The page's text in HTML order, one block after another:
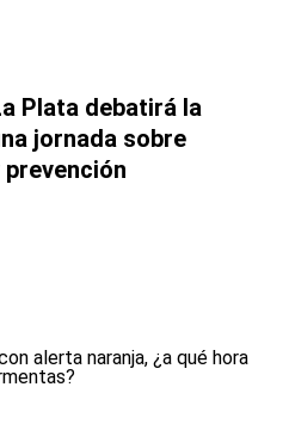
Plata debatirá la
jornada sobre